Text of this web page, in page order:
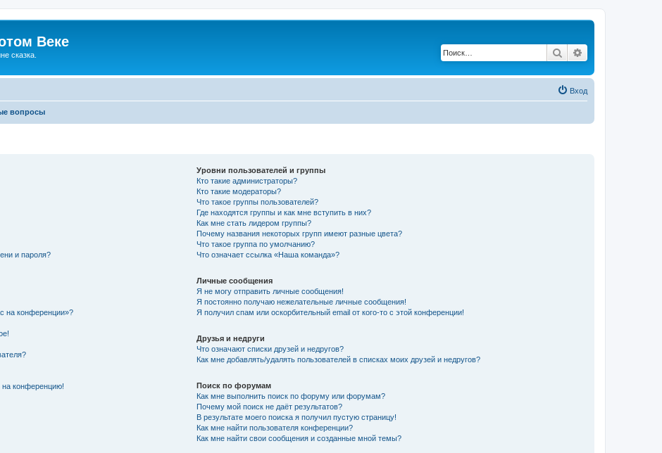
Веке
сказка. Поиск
Вход
вопросы
и пароля?
на конференции»?
на конференцию!
Уровни пользователей и группы
Кто такие администраторы?
Кто такие модераторы?
Что такое группы пользователей?
Где находятся группы и как мне вступить в них?
Как мне стать лидером группы?
Почему названия некоторых групп имеют разные цвета?
Что такое группа по умолчанию?
Что означает ссылка «Наша команда»?
Личные сообщения
Я не могу отправить личные сообщения!
Я постоянно получаю нежелательные личные сообщения!
Я получил спам или оскорбительный email от кого-то с этой конференции!
Друзья и недруги
Что означают списки друзей и недругов?
Как мне добавлять/удалять пользователей в списках моих друзей и недругов?
Поиск по форумам
Как мне выполнить поиск по форуму или форумам?
Почему мой поиск не даёт результатов?
В результате моего поиска я получил пустую страницу!
Как мне найти пользователя конференции?
Как мне найти свои сообщения и созданные мной темы?